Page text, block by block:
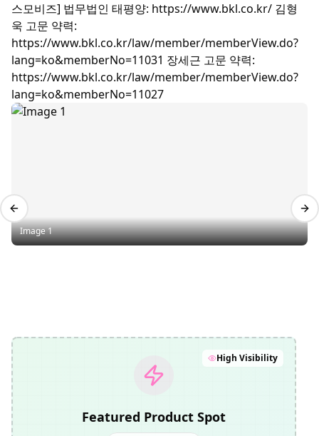
스모비즈] 법무법인 태평양: https://www.bkl.co.kr/ 김형
욱 고문 약력:
https://www.bkl.co.kr/law/member/memberView.do?
lang=ko&memberNo=11031 장세근 고문 약력:
https://www.bkl.co.kr/law/member/memberView.do?
lang=ko&memberNo=11027
Image 1
Previous slide
Featured Product Spot
High Visibility